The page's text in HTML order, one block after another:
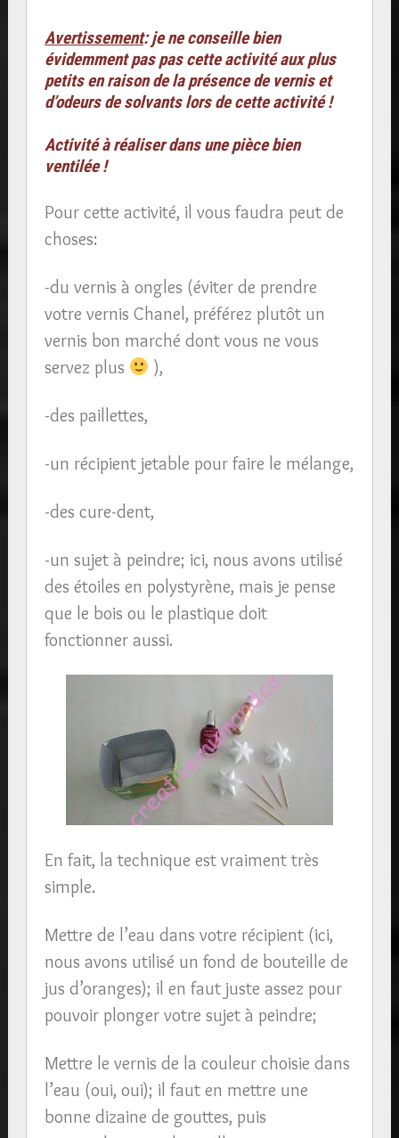
Avertissement: je ne conseille bien
évidemment pas pas cette activité aux plus
petits en raison de la présence de vernis et
d’odeurs de solvants lors de cette activité !
Activité à réaliser dans une pièce bien
ventilée !
Pour cette activité, il vous faudra peut de
choses:
-du vernis à ongles (éviter de prendre
votre vernis Chanel, préférez plutôt un
vernis bon marché dont vous ne vous
servez plus
),
-des paillettes,
-un récipient jetable pour faire le mélange,
-des cure-dent,
-un sujet à peindre; ici, nous avons utilisé
des étoiles en polystyrène, mais je pense
que le bois ou le plastique doit
fonctionner aussi.
En fait, la technique est vraiment très
simple.
Mettre de l’eau dans votre récipient (ici,
nous avons utilisé un fond de bouteille de
jus d’oranges); il en faut juste assez pour
pouvoir plonger votre sujet à peindre;
Mettre le vernis de la couleur choisie dans
l’eau (oui, oui); il faut en mettre une
bonne dizaine de gouttes, puis